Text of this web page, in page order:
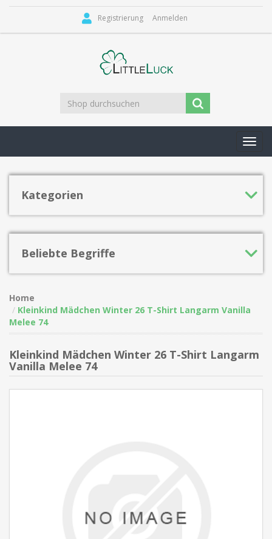
Registrierung Anmelden
Kategorien
Beliebte Begriffe
Home
Kleinkind Mädchen Winter 26 T-Shirt Langarm Vanilla
Melee 74
Kleinkind Mädchen Winter 26 T-Shirt Langarm
Vanilla Melee 74